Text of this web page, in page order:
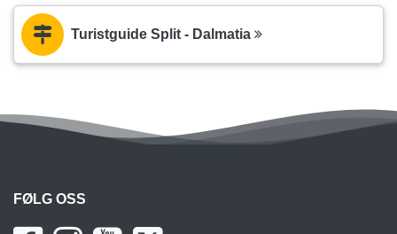
Turistguide Split - Dalmatia
FØLG OSS